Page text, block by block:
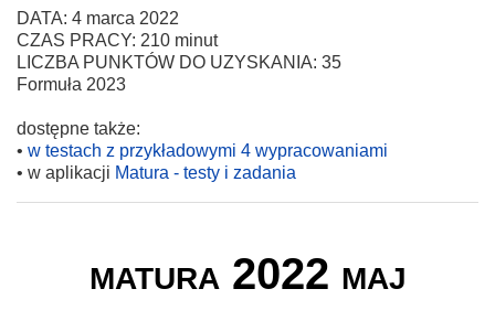
DATA: 4 marca 2022
CZAS PRACY: 210 minut
LICZBA PUNKTÓW DO UZYSKANIA: 35
Formuła 2023
dostępne także:
• w testach z przykładowymi 4 wypracowaniami
• w aplikacji Matura - testy i zadania
matura 2022 maj